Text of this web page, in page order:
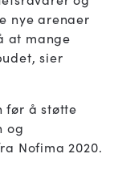
nye arenaer
at mange
sier
før å støtte
og
Nofima 2020.